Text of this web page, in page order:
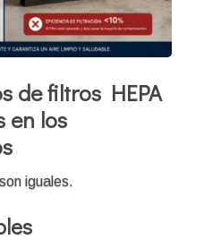
de filtros HEPA
en los
iguales.